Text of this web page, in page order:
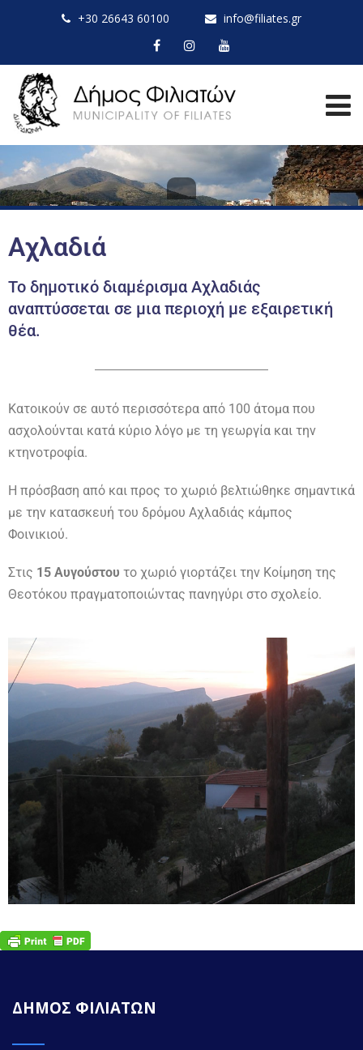
+30 26643 60100 info@filiates.gr
Αχλαδιά
Το δημοτικό διαμέρισμα Αχλαδιάς
αναπτύσσεται σε μια περιοχή με εξαιρετική
θέα.​
Kατοικούν σε αυτό περισσότερα από 100 άτομα που
ασχολούνται κατά κύριο λόγο με τη γεωργία και την
κτηνοτροφία.
Η πρόσβαση από και προς το χωριό βελτιώθηκε σημαντικά
με την κατασκευή του δρόμου Αχλαδιάς κάμπος
Φοινικιού.
Στις 15 Αυγούστου το χωριό γιορτάζει την Κοίμηση της
Θεοτόκου πραγματοποιώντας πανηγύρι στο σχολείο.
ΔΗΜΟΣ ΦΙΛΙΑΤΩΝ